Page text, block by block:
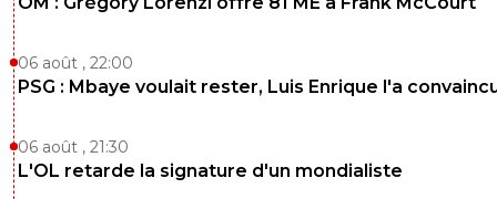
06 août , 22:00
PSG : Mbaye voulait rester, Luis Enrique l'a
06 août , 21:30
L'OL retarde la signature d'un mondialiste